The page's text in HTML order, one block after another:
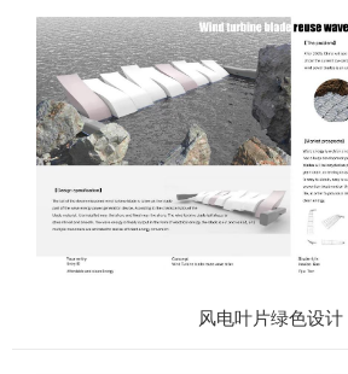
风电叶片绿色设计